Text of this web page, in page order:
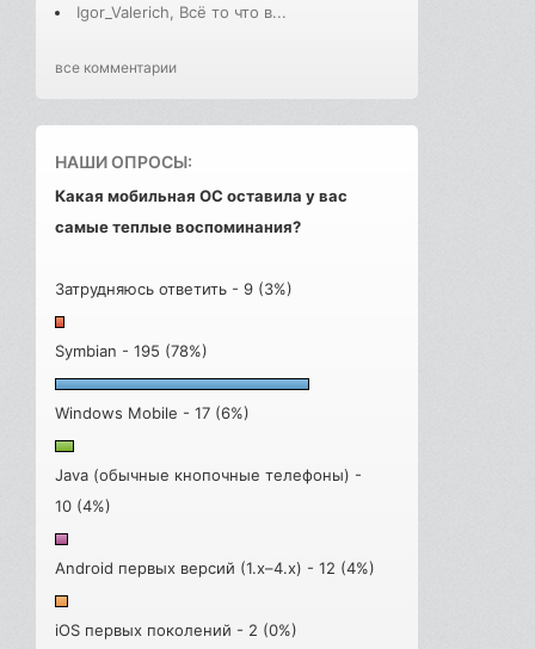
Igor_Valerich, Всё то что в...
все комментарии
НАШИ ОПРОСЫ:
Какая мобильная ОС оставила у вас
самые теплые воспоминания?
Затрудняюсь ответить - 9 (3%)
Symbian - 195 (78%)
Windows Mobile - 17 (6%)
Java (обычные кнопочные телефоны) -
10 (4%)
Android первых версий (1.x–4.x) - 12 (4%)
iOS первых поколений - 2 (0%)